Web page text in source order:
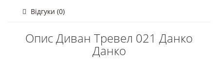
Відгуки (0)
Опис Диван Тревел 021 Данко
Данко